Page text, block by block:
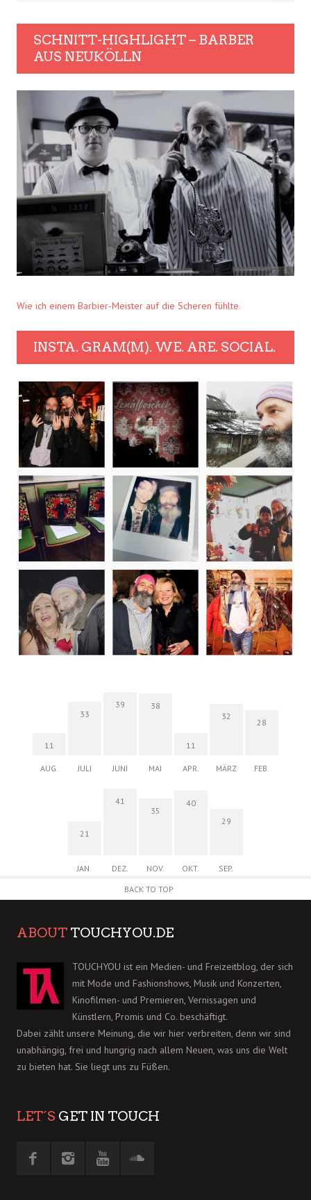
SCHNITT-HIGHLIGHT – BARBER
AUS NEUKÖLLN
Wie ich einem Barbier-Meister auf die Scheren fühlte.
INSTA. GRAM(M). WE. ARE. SOCIAL.
11
AUG.
33
JULI
39
JUNI
38
MAI
11
APR.
32
MÄRZ
28
FEB.
21
JAN.
41
DEZ.
35
NOV.
40
OKT.
29
SEP.
BACK TO TOP
ABOUT TOUCHYOU.DE
TOUCHYOU ist ein Medien- und Freizeitblog, der sich
mit Mode und Fashionshows, Musik und Konzerten,
Kinofilmen- und Premieren, Vernissagen und
Künstlern, Promis und Co. beschäftigt.
Dabei zählt unsere Meinung, die wir hier verbreiten, denn wir sind
unabhängig, frei und hungrig nach allem Neuen, was uns die Welt
zu bieten hat. Sie liegt uns zu Füßen.
LET´S GET IN TOUCH